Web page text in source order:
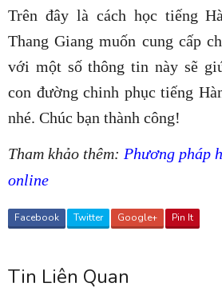
Trên đây là cách học tiếng
Thang Giang muốn cung cấp
với một số thông tin này sẽ
con đường chinh phục tiếng
nhé. Chúc bạn thành công!
Tham khảo thêm: Phương pháp
online
Facebook Twitter Google+ Pin It
Tin Liên Quan